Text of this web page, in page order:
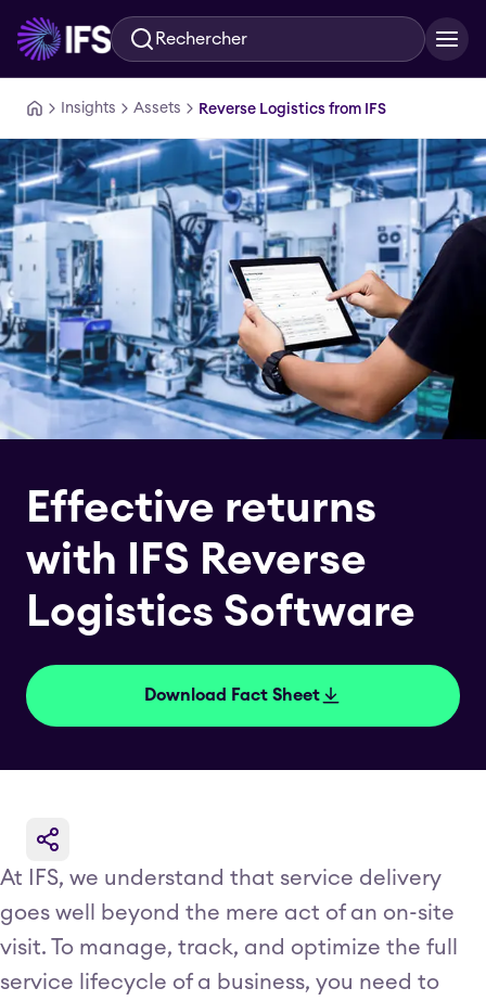
Aller au contenu principal
Rechercher
Insights Assets Reverse Logistics from IFS
Effective returns
with IFS Reverse
Logistics Software
Download Fact Sheet
At IFS, we understand that service delivery
goes well beyond the mere act of an on-site
visit. To manage, track, and optimize the full
service lifecycle of a business, you need to